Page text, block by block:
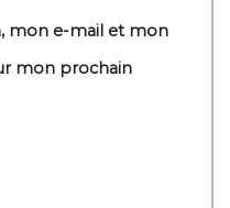
mon e-mail et mon
mon prochain